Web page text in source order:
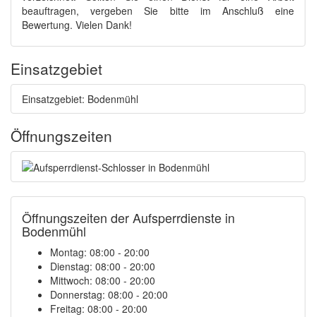
beauftragen, vergeben Sie bitte im Anschluß eine
Bewertung. Vielen Dank!
Einsatzgebiet
Einsatzgebiet: Bodenmühl
Öffnungszeiten
Öffnungszeiten der Aufsperrdienste in
Bodenmühl
Montag: 08:00 - 20:00
Dienstag: 08:00 - 20:00
Mittwoch: 08:00 - 20:00
Donnerstag: 08:00 - 20:00
Freitag: 08:00 - 20:00